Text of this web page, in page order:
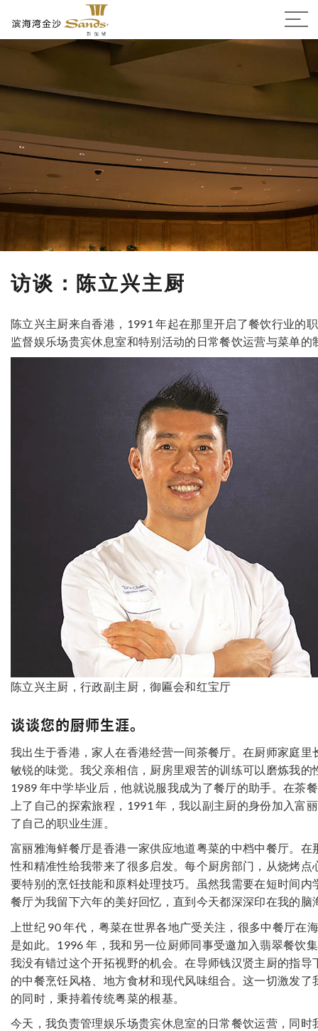
访谈：陈立兴主厨
陈立兴主厨来自香港，1991 年起在那里开启了餐饮行业的
监督娱乐场贵宾休息室和特别活动的日常餐饮运营与菜单的
陈立兴主厨，行政副主厨，御匾会和红宝厅
谈谈您的厨师生涯。
我出生于香港，家人在香港经营一间茶餐厅。在厨师家庭里
敏锐的味觉。我父亲相信，厨房里艰苦的训练可以磨炼我的
1989 年中学毕业后，他就说服我成为了餐厅的助手。在茶
上了自己的探索旅程，1991 年，我以副主厨的身份加入富
了自己的职业生涯。
富丽雅海鲜餐厅是香港一家供应地道粤菜的中档中餐厅。在
性和精准性给我带来了很多启发。每个厨房部门，从烧烤点
要特别的烹饪技能和原料处理技巧。虽然我需要在短时间内
餐厅为我留下六年的美好回忆，直到今天都深深印在我的脑
上世纪 90 年代，粤菜在世界各地广受关注，很多中餐厅在
是如此。1996 年，我和另一位厨师同事受邀加入翡翠餐饮
我没有错过这个开拓视野的机会。在导师钱汉贤主厨的指导
的中餐烹饪风格、地方食材和现代风味组合。这一切激发了
的同时，秉持着传统粤菜的根基。
今天，我负责管理娱乐场贵宾休息室的日常餐饮运营，同时